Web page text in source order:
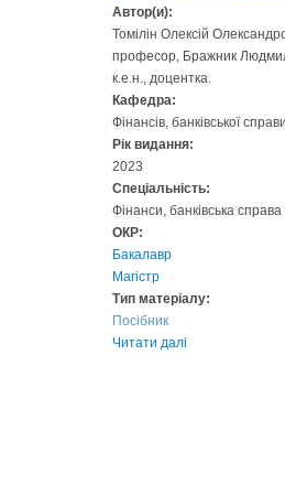
Автор(и):
Томілін Олексій
професор, Бражник
к.е.н., доцентка.
Кафедра:
Фінансів, банківської
Рік видання:
2023
Спеціальність:
Фінанси, банківська
ОКР:
Бакалавр
Магістр
Тип матеріалу:
Посібник
Читати далі